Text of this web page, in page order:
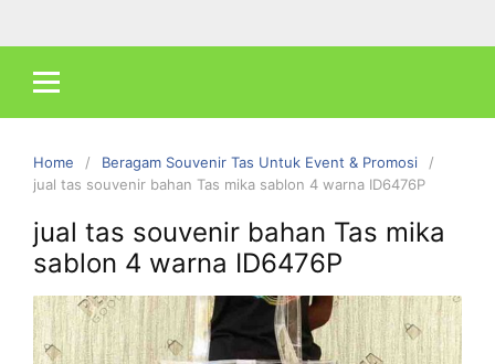
Home
Beragam Souvenir Tas Untuk Event & Promosi
jual tas souvenir bahan Tas mika sablon 4 warna ID6476P
jual tas souvenir bahan Tas mika
sablon 4 warna ID6476P